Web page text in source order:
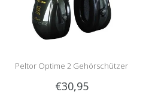
Peltor Optime 2 Gehörschützer
€30,95